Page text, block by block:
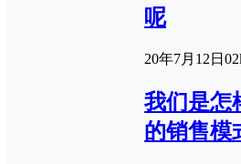
呢
20年7月12日 0
我们是怎
的销售模